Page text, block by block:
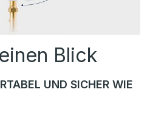
Blick
UND SICHER WIE